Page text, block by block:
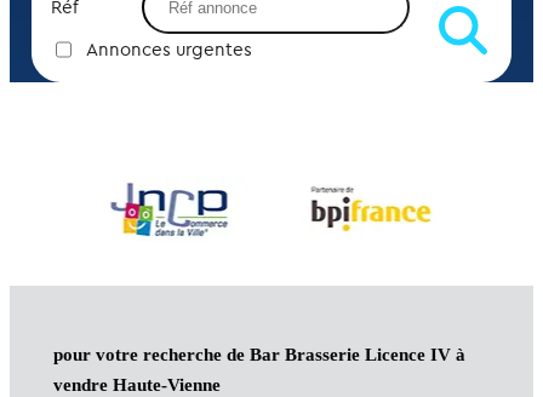
Réf
Annonces urgentes
pour votre recherche de Bar Brasserie Licence IV à
vendre Haute-Vienne